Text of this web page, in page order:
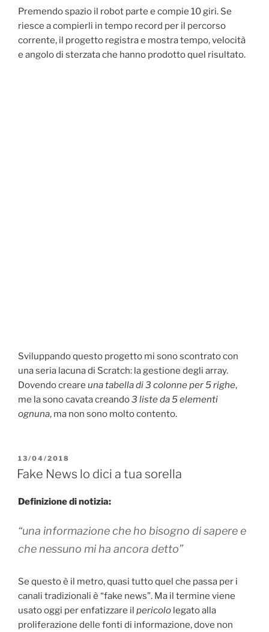
Premendo spazio il robot parte e compie 10 giri. Se
riesce a compierli in tempo record per il percorso
corrente, il progetto registra e mostra tempo, velocità
e angolo di sterzata che hanno prodotto quel risultato.
Sviluppando questo progetto mi sono scontrato con
una seria lacuna di Scratch: la gestione degli array.
Dovendo creare una tabella di 3 colonne per 5 righe,
me la sono cavata creando3 liste da 5 elementi
ognuna, ma non sono molto contento.
PUBBLICATO
IL
13/04/2018
Fake News lo dici a tua sorella
Definizione di notizia:
“una informazione che ho bisogno di sapere e
che nessuno mi ha ancora detto”
Se questo è il metro, quasi tutto quel che passa per i
canali tradizionali è “fake news”. Ma il termine viene
usato oggi per enfatizzare il pericolo legato alla
proliferazione delle fonti di informazione, dove non